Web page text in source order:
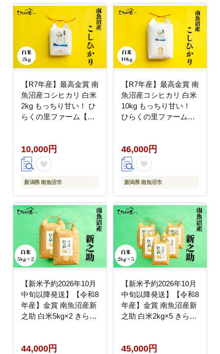
【R7年産】最高金賞 南
魚沼産コシヒカリ 白米
2kg もっちり甘い！ ひ
らくの里ファーム【銘
魚沼産 新潟米 産地直送
お米 米 こめ コメ ご飯
御飯 ごはん】
10,000円
新潟県 南魚沼市
【R7年産】最高金賞 南
魚沼産コシヒカリ 白米
10kg もっちり甘い！
ひらくの里ファーム
リ 魚沼産 新潟米 産地
直送 お米 米 こめ コメ
ご飯 御飯 ごはん】
46,000円
新潟県 南魚沼市
【新米予約2026年10月
中旬以降発送】【令和8
年産】金賞 南魚沼産新
之助 白米5kg×2 きらめ
ド米 精米 新之助 魚沼
44,000円
【新米予約2026年10月
中旬以降発送】【令和8
年産】金賞 南魚沼産新
之助 白米2kg×5 きらめ
ド米 精米 新之助 魚沼
45,000円